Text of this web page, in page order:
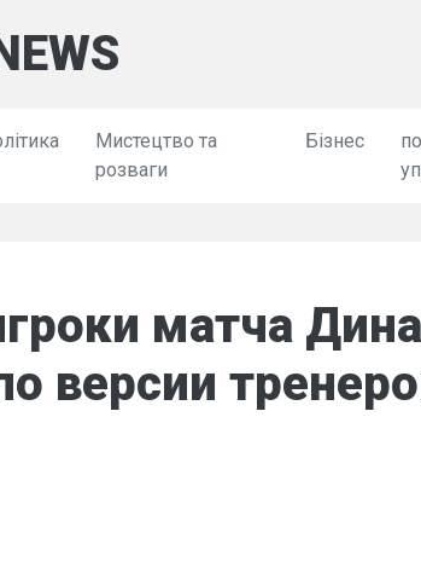
Мистецтво та
розваги
Бізнес
матча
версии